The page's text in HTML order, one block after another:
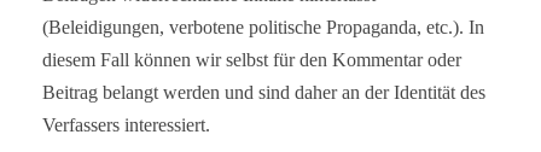
(Beleidigungen, verbotene politische Propaganda, etc.). In
diesem Fall können wir selbst für den Kommentar oder
Beitrag belangt werden und sind daher an der Identität des
Verfassers interessiert.